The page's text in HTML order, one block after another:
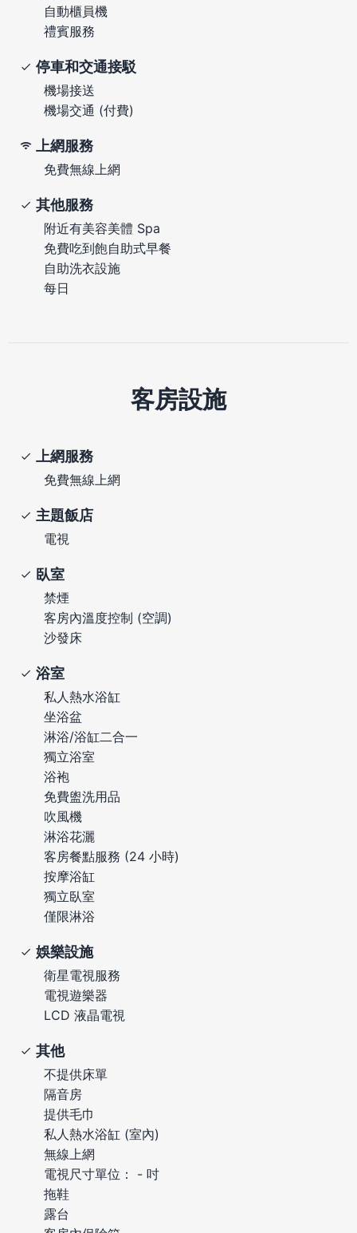
自動櫃員機
禮賓服務
停車和交通接駁
機場接送
機場交通 (付費)
上網服務
免費無線上網
其他服務
附近有美容美體 Spa
免費吃到飽自助式早餐
自助洗衣設施
每日
客房設施
上網服務
免費無線上網
主題飯店
電視
臥室
禁煙
客房內溫度控制 (空調)
沙發床
浴室
私人熱水浴缸
坐浴盆
淋浴/浴缸二合一
獨立浴室
浴袍
免費盥洗用品
吹風機
淋浴花灑
客房餐點服務 (24 小時)
按摩浴缸
獨立臥室
僅限淋浴
娛樂設施
衛星電視服務
電視遊樂器
LCD 液晶電視
其他
不提供床單
隔音房
提供毛巾
私人熱水浴缸 (室內)
無線上網
電視尺寸單位： - 吋
拖鞋
露台